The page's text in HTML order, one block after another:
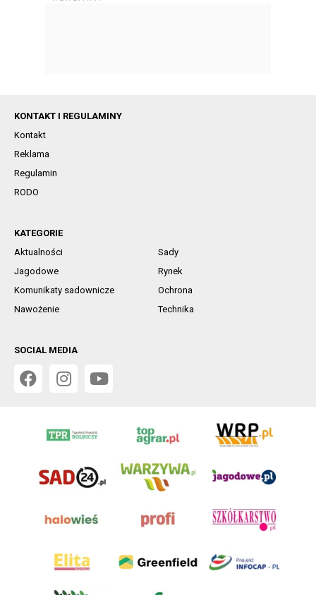
KONTAKT I REGULAMINY
Kontakt
Reklama
Regulamin
RODO
KATEGORIE
Aktualności
Sady
Jagodowe
Rynek
Komunikaty sadownicze
Ochrona
Nawożenie
Technika
SOCIAL MEDIA